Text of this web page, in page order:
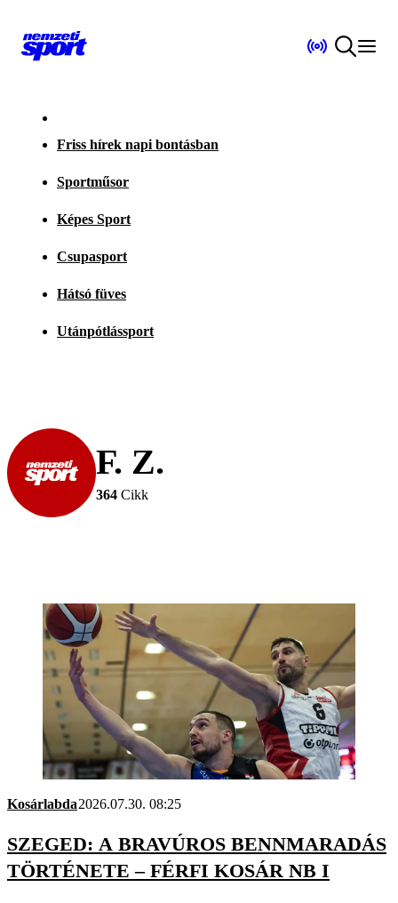
Friss hírek napi bontásban
Sportműsor
Képes Sport
Csupasport
Hátsó füves
Utánpótlássport
F. Z.
364 Cikk
Kosárlabda2026.07.30. 08:25
SZEGED: A BRAVÚROS BENNMARADÁS
TÖRTÉNETE – FÉRFI KOSÁR NB I